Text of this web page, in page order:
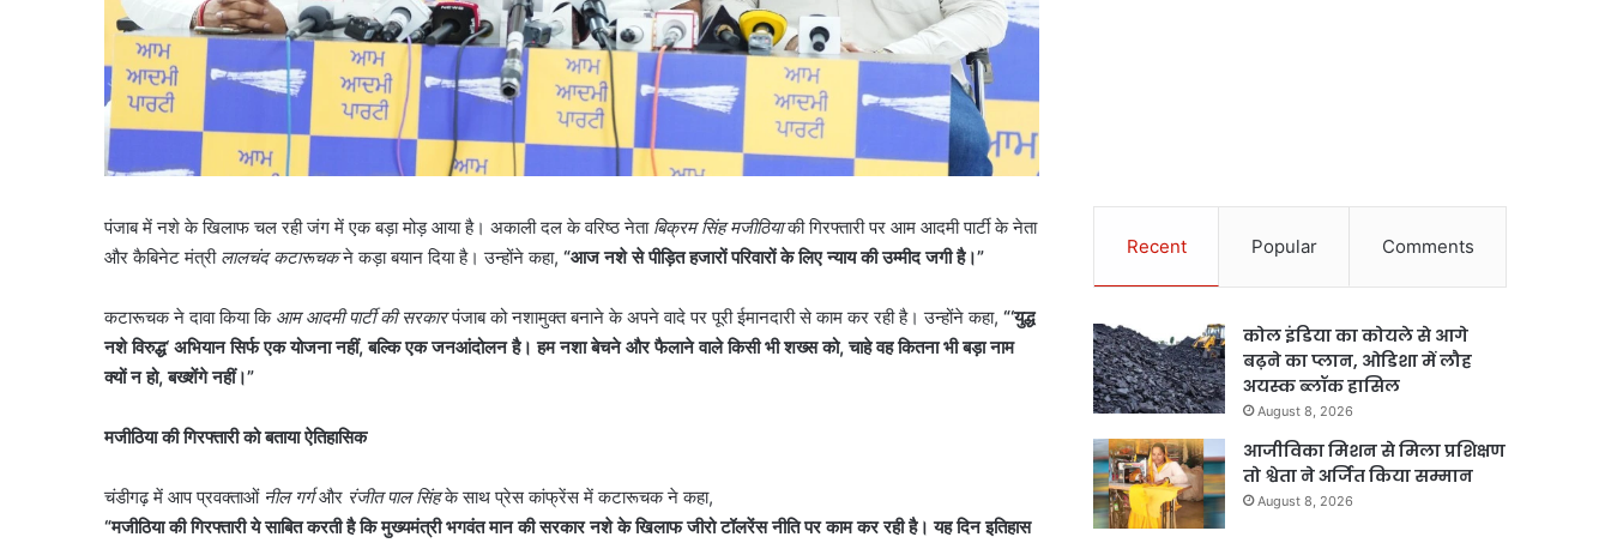
पंजाब में नशे के खिलाफ चल रही जंग में एक बड़ा मोड़ आया है। अकाली दल के वरिष्ठ नेता बिक्रम सिंह मजीठियाकी गिरफ्तारी पर आम आदमी पार्टी के नेता
और कैबिनेट मंत्री लालचंद कटारूचकने कड़ा बयान दिया है। उन्होंने कहा, “आज नशे से पीड़ित हजारों परिवारों के लिए न्याय की उम्मीद जगी है।”
कटारूचक ने दावा किया कि आम आदमी पार्टी की सरकारपंजाब को नशामुक्त बनाने के अपने वादे पर पूरी ईमानदारी से काम कर रही है। उन्होंने कहा, “‘युद्ध
नशे विरुद्ध‘ अभियान सिर्फ एक योजना नहीं,बल्कि एक जनआंदोलन है। हम नशा बेचने और फैलाने वाले किसी भी शख्स को,चाहे वह कितना भी बड़ा नाम
क्यों न हो,बख्शेंगे नहीं।”
मजीठिया की गिरफ्तारी को बताया ऐतिहासिक
चंडीगढ़ में आप प्रवक्ताओं नील गर्गऔर रंजीत पाल सिंहके साथ प्रेस कांफ्रेंस में कटारूचक ने कहा,
“मजीठिया की गिरफ्तारी ये साबित करती है कि मुख्यमंत्री भगवंत मान की सरकार नशे के खिलाफ जीरो टॉलरेंस नीति पर काम कर रही है। यह दिन इतिहास
Recent Popular Comments
कोल इंडिया का कोयले से आगे
बढ़ने का प्लान, ओडिशा में लौह
अयस्क ब्लॉक हासिल
August 8, 2026
आजीविका मिशन से मिला प्रशिक्षण
तो श्वेता ने अर्जित किया सम्मान
August 8, 2026